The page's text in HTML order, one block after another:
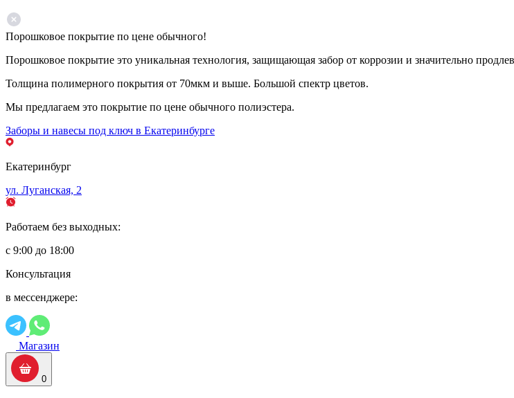
Порошковое покрытие по цене обычного!
Порошковое покрытие это уникальная технология, защищающая забор от коррозии и значительно
Толщина полимерного покрытия от 70мкм и выше. Большой спектр цветов.
Мы предлагаем это покрытие по цене обычного полиэстера.
Заборы и навесы под ключ в Екатеринбурге
Екатеринбург
ул. Луганская, 2
Работаем без выходных:
с 9:00 до 18:00
Консультация
в мессенджере:
Магазин
0